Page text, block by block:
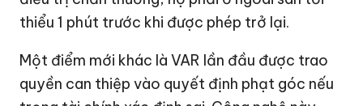
thiểu 1 phút trước khi được phép trở lại.
Một điểm mới khác là VAR lần đầu được trao
quyền can thiệp vào quyết định phạt góc nếu